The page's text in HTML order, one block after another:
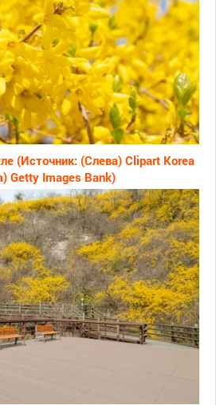
(Источник: (Слева) Clipart Korea
Getty Images Bank)